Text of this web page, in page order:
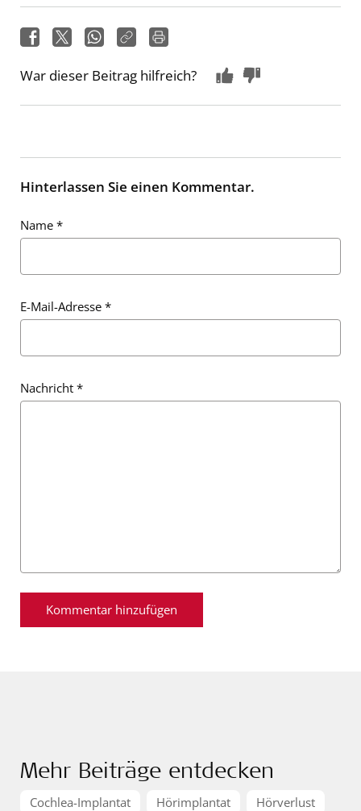
War dieser Beitrag hilfreich?
Hinterlassen Sie einen Kommentar.
Name *
E-Mail-Adresse *
Nachricht *
Mehr Beiträge entdecken
Cochlea-Implantat Hörimplantat
Hörverlust